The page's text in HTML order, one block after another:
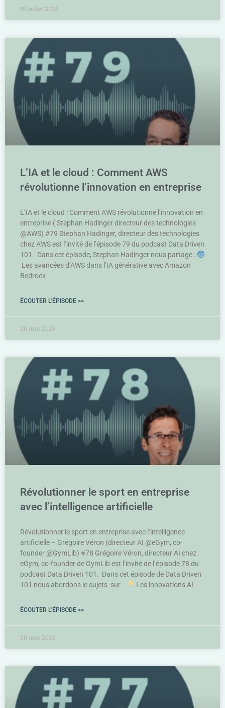
15 juillet 2025
L’IA et le cloud : Comment AWS
révolutionne l’innovation en entreprise
L’IA et le cloud : Comment AWS révolutionne l’innovation en
entreprise ( Stephan Hadinger directeur des technologies
@AWS) #79 Stephan Hadinger, directeur des technologies
chez AWS est l’invité de l’épisode 79 du podcast Data Driven
101. Dans cet épisode, Stephan Hadinger nous partage :
Les avancées d’AWS dans l’IA générative avec Amazon
Bedrock
ÉCOUTER L'ÉPISODE >>
26 mai 2025
Révolutionner le sport en entreprise
avec l’intelligence artificielle
Révolutionner le sport en entreprise avec l’intelligence
artificielle – Grégoire Véron (directeur AI @eGym, co-
founder @GymLib) #78 Grégoire Véron, directeur AI chez
eGym, co-founder de GymLib est l’invité de l’épisode 78 du
podcast Data Driven 101. Dans cet épisode de Data Driven
101 nous abordons le sujets sur :
Les innovations AI
ÉCOUTER L'ÉPISODE >>
26 mai 2025